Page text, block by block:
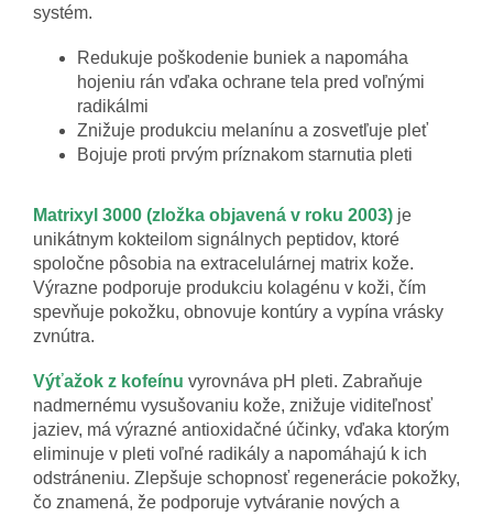
systém.
Redukuje poškodenie buniek a napomáha
hojeniu rán vďaka ochrane tela pred voľnými
radikálmi
Znižuje produkciu melanínu a zosvetľuje pleť
Bojuje proti prvým príznakom starnutia pleti
Matrixyl 3000 (zložka objavená v roku 2003) je
unikátnym kokteilom signálnych peptidov, ktoré
spoločne pôsobia na extracelulárnej matrix kože.
Výrazne podporuje produkciu kolagénu v koži, čím
spevňuje pokožku, obnovuje kontúry a vypína vrásky
zvnútra.
Výťažok z kofeínu vyrovnáva pH pleti. Zabraňuje
nadmernému vysušovaniu kože, znižuje viditeľnosť
jaziev, má výrazné antioxidačné účinky, vďaka ktorým
eliminuje v pleti voľné radikály a napomáhajú k ich
odstráneniu. Zlepšuje schopnosť regenerácie pokožky,
čo znamená, že podporuje vytváranie nových a